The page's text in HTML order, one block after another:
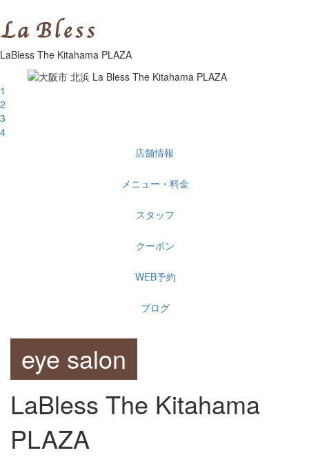
LaBless The Kitahama PLAZA
1
2
3
4
店舗情報
メニュー・料金
スタッフ
クーポン
WEB予約
ブログ
eye salon
LaBless The Kitahama
PLAZA